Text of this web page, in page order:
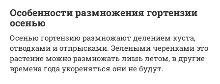
Особенности размножения гортензии
осенью
Осенью гортензию размножают делением куста,
отводками и отпрысками. Зелеными черенками это
растение можно размножать лишь летом, в другие
времена года укореняться они не будут.